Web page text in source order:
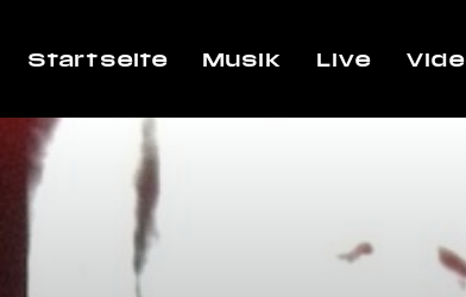
Startseite Musik Live